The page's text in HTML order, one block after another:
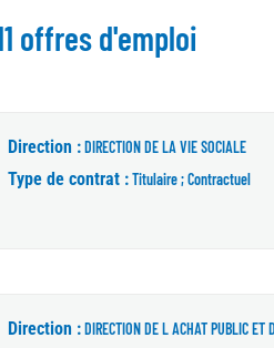
offres d'emploi
Direction :DIRECTION DE LA VIE SOCIALE
Type de contrat :Titulaire ; Contractuel
fenêtre)
Direction :DIRECTION DE L ACHAT PUBLIC ET